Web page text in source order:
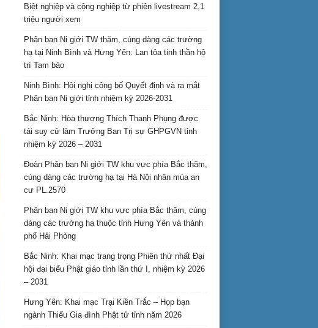
Biệt nghiệp và cộng nghiệp từ phiên livestream 2,1
triệu người xem
Phân ban Ni giới TW thăm, cúng dàng các trường
hạ tại Ninh Bình và Hưng Yên: Lan tỏa tinh thần hộ
trì Tam bảo
Ninh Bình: Hội nghị công bố Quyết định và ra mắt
Phân ban Ni giới tỉnh nhiệm kỳ 2026-2031
Bắc Ninh: Hòa thượng Thích Thanh Phụng được
tái suy cử làm Trưởng Ban Trị sự GHPGVN tỉnh
nhiệm kỳ 2026 – 2031
Đoàn Phân ban Ni giới TW khu vực phía Bắc thăm,
cúng dàng các trường hạ tại Hà Nội nhân mùa an
cư PL.2570
Phân ban Ni giới TW khu vực phía Bắc thăm, cúng
dàng các trường hạ thuộc tỉnh Hưng Yên và thành
phố Hải Phòng
Bắc Ninh: Khai mạc trang trọng Phiên thứ nhất Đại
hội đại biểu Phật giáo tỉnh lần thứ I, nhiệm kỳ 2026
– 2031
Hưng Yên: Khai mạc Trại Kiền Trắc – Họp bạn
ngành Thiếu Gia đình Phật tử tỉnh năm 2026